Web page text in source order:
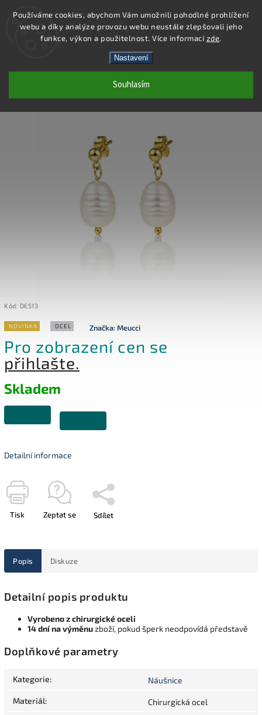
Používáme cookies, abychom Vám umožnili pohodlné prohlížení
webu a díky analýze provozu webu neustále zlepšovali jeho
funkce, výkon a použitelnost. Více informacízde.
Nastavení
Souhlasím
Hledat
DE513- NÁUŠNICE OCEL
Kód: DE513
NOVINKA OCEL Značka:Meucci
Pro zobrazení cen se
přihlašte.
Skladem
Detailní informace
Tisk Zeptat se Sdílet
Popis Diskuze
Detailní popis produktu
Vyrobeno z chirurgické oceli
14 dní na výměnuzboží, pokud šperk neodpovídá představě
Doplňkové parametry
Kategorie: Náušnice
Materiál: Chirurgická ocel